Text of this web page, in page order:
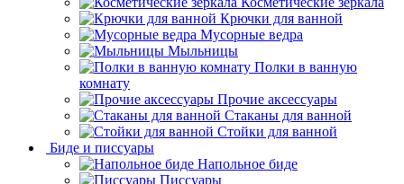
Крючки для ванной
Мусорные ведра
Мыльницы
Полки в ванную
комнату
Прочие аксессуары
Стаканы для ванной
Стойки для ванной
Биде и писсуары
Напольное биде
Писсуары